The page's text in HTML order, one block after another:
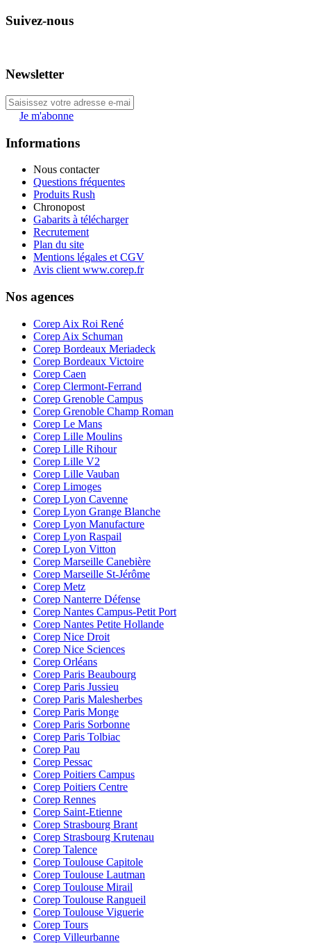
Suivez-nous
Newsletter
Je m'abonne
Informations
Nous contacter
Questions fréquentes
Produits Rush
Chronopost
Gabarits à télécharger
Recrutement
Plan du site
Mentions légales et CGV
Avis client www.corep.fr
Nos agences
Corep Aix Roi René
Corep Aix Schuman
Corep Bordeaux Meriadeck
Corep Bordeaux Victoire
Corep Caen
Corep Clermont-Ferrand
Corep Grenoble Campus
Corep Grenoble Champ Roman
Corep Le Mans
Corep Lille Moulins
Corep Lille Rihour
Corep Lille V2
Corep Lille Vauban
Corep Limoges
Corep Lyon Cavenne
Corep Lyon Grange Blanche
Corep Lyon Manufacture
Corep Lyon Raspail
Corep Lyon Vitton
Corep Marseille Canebière
Corep Marseille St-Jérôme
Corep Metz
Corep Nanterre Défense
Corep Nantes Campus-Petit Port
Corep Nantes Petite Hollande
Corep Nice Droit
Corep Nice Sciences
Corep Orléans
Corep Paris Beaubourg
Corep Paris Jussieu
Corep Paris Malesherbes
Corep Paris Monge
Corep Paris Sorbonne
Corep Paris Tolbiac
Corep Pau
Corep Pessac
Corep Poitiers Campus
Corep Poitiers Centre
Corep Rennes
Corep Saint-Etienne
Corep Strasbourg Brant
Corep Strasbourg Krutenau
Corep Talence
Corep Toulouse Capitole
Corep Toulouse Lautman
Corep Toulouse Mirail
Corep Toulouse Rangueil
Corep Toulouse Viguerie
Corep Tours
Corep Villeurbanne